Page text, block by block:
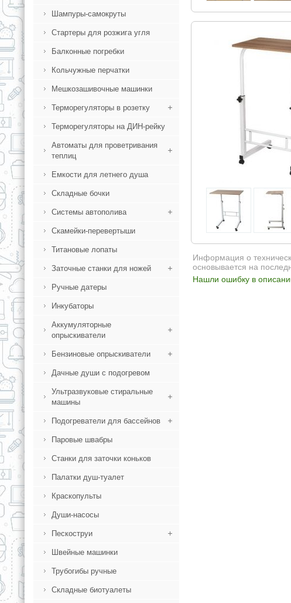
Шампуры-самокруты
Стартеры для розжига угля
Балконные погребки
Кольчужные перчатки
Мешкозашивочные машинки
Терморегуляторы в розетку
Терморегуляторы на ДИН-рейку
Автоматы для проветривания
теплиц
Емкости для летнего душа
Складные бочки
Системы автополива
Скамейки-перевертыши
Титановые лопаты
Заточные станки для ножей
Ручные датеры
Инкубаторы
Аккумуляторные
опрыскиватели
Бензиновые опрыскиватели
Дачные души с подогревом
Ультразвуковые стиральные
машины
Подогреватели для бассейнов
Паровые швабры
Станки для заточки коньков
Палатки душ-туалет
Краскопульты
Души-насосы
Пескоструи
Швейные машинки
Трубогибы ручные
Складные биотуалеты
Информация о
основывается на
Нашли ошибку в